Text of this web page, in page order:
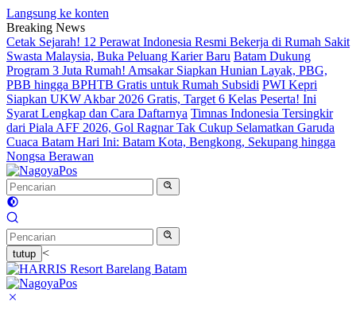
Langsung ke konten
Breaking News
Cetak Sejarah! 12 Perawat Indonesia Resmi Bekerja di Rumah Sakit
Swasta Malaysia, Buka Peluang Karier Baru Batam Dukung
Program 3 Juta Rumah! Amsakar Siapkan Hunian Layak, PBG,
PBB hingga BPHTB Gratis untuk Rumah Subsidi PWI Kepri
Siapkan UKW Akbar 2026 Gratis, Target 6 Kelas Peserta! Ini
Syarat Lengkap dan Cara Daftarnya Timnas Indonesia Tersingkir
dari Piala AFF 2026, Gol Ragnar Tak Cukup Selamatkan Garuda
Cuaca Batam Hari Ini: Batam Kota, Bengkong, Sekupang hingga
Nongsa Berawan
tutup <